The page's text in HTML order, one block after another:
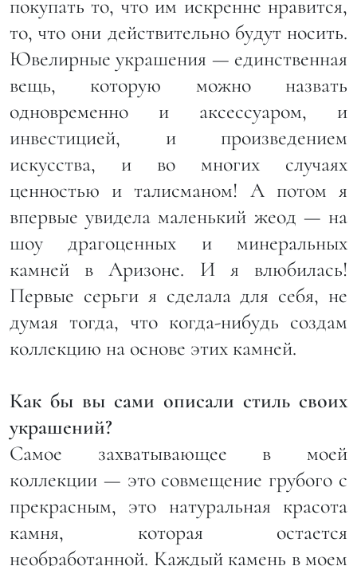
покупать то, что им искренне нравится,
то, что они действительно будут носить.
Ювелирные украшения — единственная
вещь, которую можно назвать
одновременно и аксессуаром, и
инвестицией, и произведением
искусства, и во многих случаях
ценностью и талисманом! А потом я
впервые увидела маленький жеод — на
шоу драгоценных и минеральных
камней в Аризоне. И я влюбилась!
Первые серьги я сделала для себя, не
думая тогда, что когда-нибудь создам
коллекцию на основе этих камней.
Как бы вы сами описали стиль своих
украшений?
Самое захватывающее в моей
коллекции — это совмещение грубого с
прекрасным, это натуральная красота
камня, которая остается
необработанной. Каждый камень в моем